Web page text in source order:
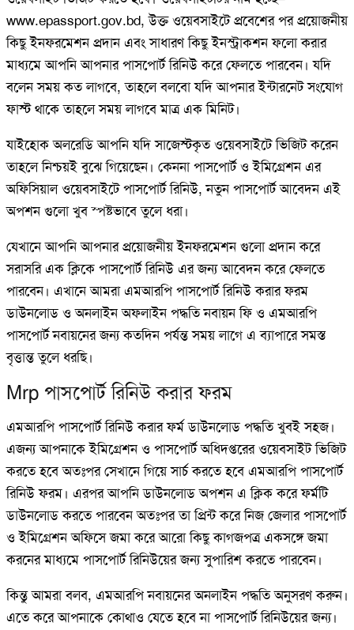
www.epassport.gov.bd, উক্ত ওয়েবসাইটে প্রবেশের পর প্রয়োজনীয়
কিছু ইনফরমেশন প্রদান এবং সাধারণ কিছু ইনস্ট্রাকশন ফলো করার
মাধ্যমে আপনি আপনার পাসপোর্ট রিনিউ করে ফেলতে পারবেন। যদি
বলেন সময় কত লাগবে, তাহলে বলবো যদি আপনার ইন্টারনেট সংযোগ
ফাস্ট থাকে তাহলে সময় লাগবে মাত্র এক মিনিট।
যাইহোক অলরেডি আপনি যদি সাজেস্টকৃত ওয়েবসাইটে ভিজিট করেন
তাহলে নিশ্চয়ই বুঝে গিয়েছেন। কেননা পাসপোর্ট ও ইমিগ্রেশন এর
অফিসিয়াল ওয়েবসাইটে পাসপোর্ট রিনিউ, নতুন পাসপোর্ট আবেদন এই
অপশন গুলো খুব স্পষ্টভাবে তুলে ধরা।
যেখানে আপনি আপনার প্রয়োজনীয় ইনফরমেশন গুলো প্রদান করে
সরাসরি এক ক্লিকে পাসপোর্ট রিনিউ এর জন্য আবেদন করে ফেলতে
পারবেন। এখানে আমরা এমআরপি পাসপোর্ট রিনিউ করার ফরম
ডাউনলোড ও অনলাইন অফলাইন পদ্ধতি নবায়ন ফি ও এমআরপি
পাসপোর্ট নবায়নের জন্য কতদিন পর্যন্ত সময় লাগে এ ব্যাপারে সমস্ত
বৃত্তান্ত তুলে ধরছি।
Mrp পাসপোর্ট রিনিউ করার ফরম
এমআরপি পাসপোর্ট রিনিউ করার ফর্ম ডাউনলোড পদ্ধতি খুবই সহজ।
এজন্য আপনাকে ইমিগ্রেশন ও পাসপোর্ট অধিদপ্তরের ওয়েবসাইট ভিজিট
করতে হবে অতঃপর সেখানে গিয়ে সার্চ করতে হবে এমআরপি পাসপোর্ট
রিনিউ ফরম। এরপর আপনি ডাউনলোড অপশন এ ক্লিক করে ফর্মটি
ডাউনলোড করতে পারবেন অতঃপর তা প্রিন্ট করে নিজ জেলার পাসপোর্ট
ও ইমিগ্রেশন অফিসে জমা করে আরো কিছু কাগজপত্র একসঙ্গে জমা
করনের মাধ্যমে পাসপোর্ট রিনিউয়ের জন্য সুপারিশ করতে পারবেন।
কিন্তু আমরা বলব, এমআরপি নবায়নের অনলাইন পদ্ধতি অনুসরণ করুন।
এতে করে আপনাকে কোথাও যেতে হবে না পাসপোর্ট রিনিউয়ের জন্য।